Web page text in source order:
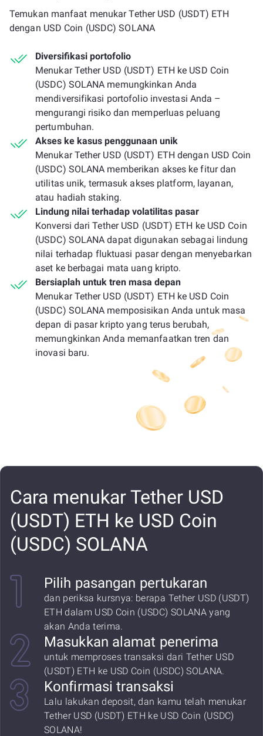
Temukan manfaat menukar Tether USD (USDT) ETH
dengan USD Coin (USDC) SOLANA
Diversifikasi portofolio
Menukar Tether USD (USDT) ETH ke USD Coin
(USDC) SOLANA memungkinkan Anda
mendiversifikasi portofolio investasi Anda –
mengurangi risiko dan memperluas peluang
pertumbuhan.
Akses ke kasus penggunaan unik
Menukar Tether USD (USDT) ETH dengan USD Coin
(USDC) SOLANA memberikan akses ke fitur dan
utilitas unik, termasuk akses platform, layanan,
atau hadiah staking.
Lindung nilai terhadap volatilitas pasar
Konversi dari Tether USD (USDT) ETH ke USD Coin
(USDC) SOLANA dapat digunakan sebagai lindung
nilai terhadap fluktuasi pasar dengan menyebarkan
aset ke berbagai mata uang kripto.
Bersiaplah untuk tren masa depan
Menukar Tether USD (USDT) ETH ke USD Coin
(USDC) SOLANA memposisikan Anda untuk masa
depan di pasar kripto yang terus berubah,
memungkinkan Anda memanfaatkan tren dan
inovasi baru.
Cara menukar Tether USD
(USDT) ETH ke USD Coin
(USDC) SOLANA
Pilih pasangan pertukaran
dan periksa kursnya: berapa Tether USD (USDT)
ETH dalam USD Coin (USDC) SOLANA yang
akan Anda terima.
Masukkan alamat penerima
untuk memproses transaksi dari Tether USD
(USDT) ETH ke USD Coin (USDC) SOLANA.
Konfirmasi transaksi
Lalu lakukan deposit, dan kamu telah menukar
Tether USD (USDT) ETH ke USD Coin (USDC)
SOLANA!